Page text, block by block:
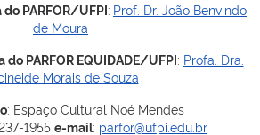
PARFOR/UFPI: Prof. Dr. João Benvindo
de Moura
PARFOR EQUIDADE/UFPI: Profa. Dra.
Morais de Souza
: Espaço Cultural Noé Mendes
1955 e-mail: parfor@ufpi.edu.br